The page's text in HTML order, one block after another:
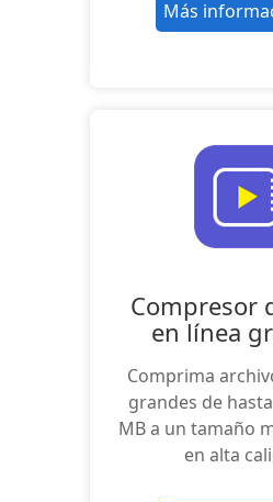
Más
Compresor
en línea
Comprima
grandes de
MB a un tamaño
en alta